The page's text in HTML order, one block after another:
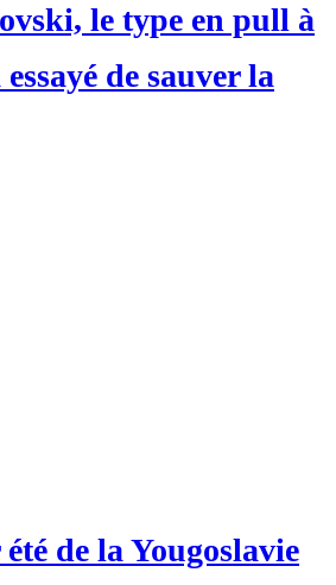
le type en pull à
de sauver la
de la Yougoslavie